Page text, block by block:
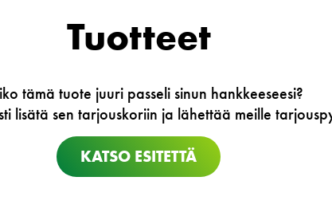
Tuotteet
tämä tuote juuri passeli sinun hankkeeseesi?
lisätä sen tarjouskoriin ja lähettää meille
KATSO ESITETTÄ